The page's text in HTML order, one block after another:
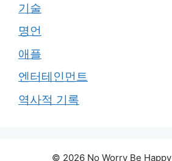
기술
명언
애플
엔터테인먼트
역사적 기록
© 2026 No Worry Be Happy